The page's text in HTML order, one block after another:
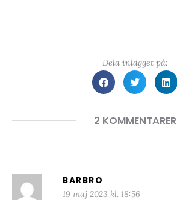
Dela inlägget på:
2 KOMMENTARER
BARBRO
19 maj 2023 kl. 18:56